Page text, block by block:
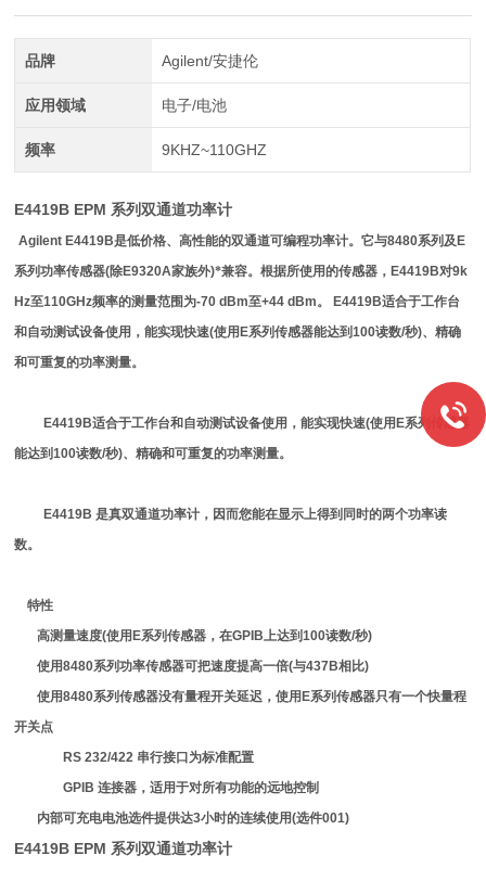
品牌 Agilent/安捷伦
应用领域 电子/电池
频率 9KHZ~110GHZ
E4419B EPM 系列双通道功率计
Agilent E4419B是低价格、高性能的双通道可编程功率计。它与8480系列及 E
系列功率传感器(除E9320A家族外)*兼容。根据所使用的传感器， E4419B对9k
Hz至110GHz频率的测量范围为-70 dBm至+44 dBm。
E4419B适合于工作台
和自动测试设备使用，能实现快速(使用E系列传感器能达到100读数/秒)、精确
和可重复的功率测量。
E4419B适合于工作台和自动测试设备使用，能实现快速(使用 E系列传感器
能达到100读数/秒)、精确和可重复的功率测量。
E4419B是真双通道功率计，因而您能在显示上得到同时的两个功率读
数。
特性
高测量速度(使用 E系列传感器，在GPIB上达到100读数/秒)
使用8480系列功率传感器可把速度提高一倍(与437B相比)
使用8480系列传感器没有量程开关延迟，使用 E系列传感器只有一个快量程
开关点
RS 232/422 串行接口为标准配置
GPIB连接器，适用于对所有功能的远地控制
内部可充电电池选件提供达3小时的连续使用(选件001)
E4419B EPM 系列双通道功率计